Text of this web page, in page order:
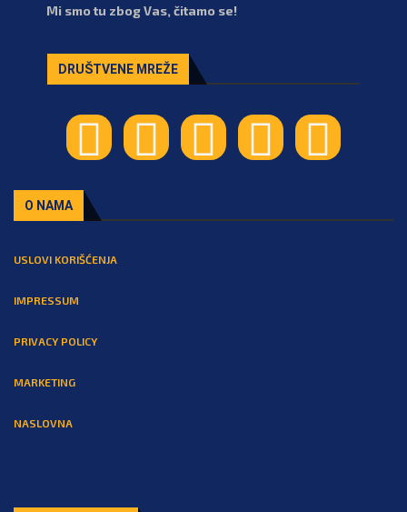
Mi smo tu zbog Vas, čitamo se!
DRUŠTVENE MREŽE
O NAMA
USLOVI KORIŠĆENJA
IMPRESSUM
PRIVACY POLICY
MARKETING
NASLOVNA